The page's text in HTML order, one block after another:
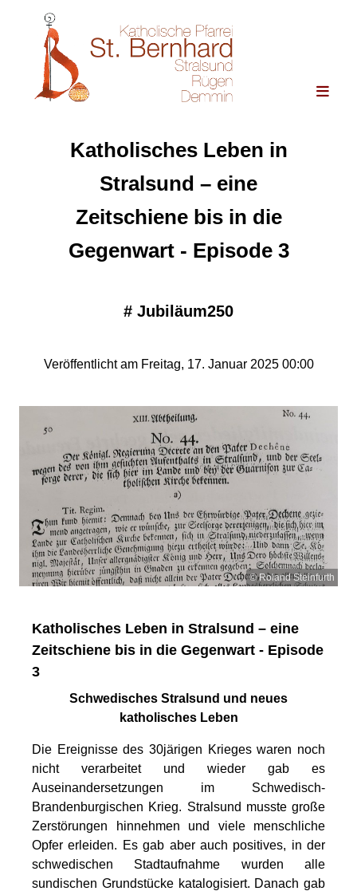
Katholisches Leben in
Stralsund – eine
Zeitschiene bis in die
Gegenwart - Episode 3
# Jubiläum250
Veröffentlicht am Freitag, 17. Januar 2025 00:00
© Roland Steinfurth
Katholisches Leben in Stralsund – eine
Zeitschiene bis in die Gegenwart - Episode
3
Schwedisches Stralsund und neues
katholisches Leben
Die Ereignisse des 30järigen Krieges waren noch
nicht verarbeitet und wieder gab es
Auseinandersetzungen im Schwedisch-
Brandenburgischen Krieg. Stralsund musste große
Zerstörungen hinnehmen und viele menschliche
Opfer erleiden. Es gab aber auch positives, in der
schwedischen Stadtaufnahme wurden alle
sundischen Grundstücke katalogisiert. Danach gab